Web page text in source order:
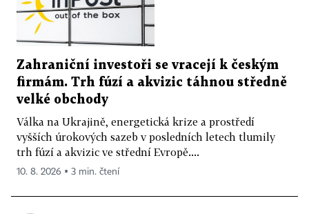
Zahraniční investoři se vracejí k českým
firmám. Trh fúzí a akvizic táhnou středně
velké obchody
Válka na Ukrajině, energetická krize a prostředí
vyšších úrokových sazeb v posledních letech tlumily
trh fúzí a akvizic ve střední Evropě....
10. 8. 2026 ▪ 3 min. čtení